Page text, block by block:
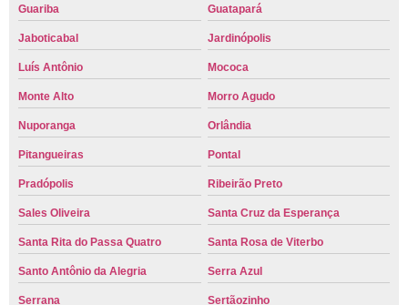
Guariba Guatapará
Jaboticabal Jardinópolis
Luís Antônio Mococa
Monte Alto Morro Agudo
Nuporanga Orlândia
Pitangueiras Pontal
Pradópolis Ribeirão Preto
Sales Oliveira Santa Cruz da Esperança
Santa Rita do Passa Quatro Santa Rosa de Viterbo
Santo Antônio da Alegria Serra Azul
Serrana Sertãozinho